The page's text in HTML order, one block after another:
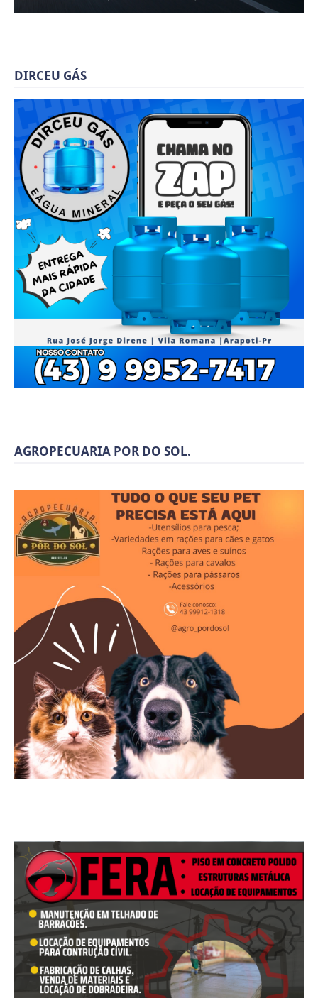
DIRCEU GÁS
AGROPECUARIA POR DO SOL.